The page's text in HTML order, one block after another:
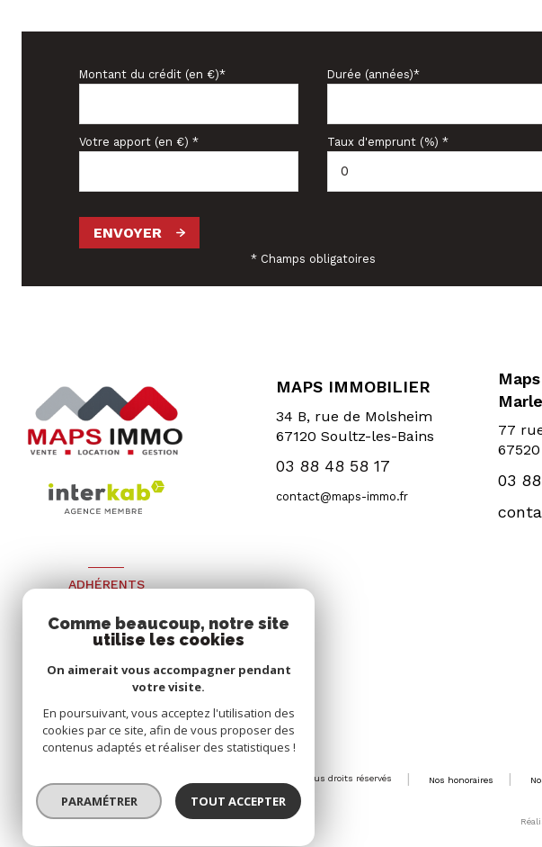
Montant du crédit (en €)* Durée (années)*
Votre apport (en €) * Taux d'emprunt (%) *
ENVOYER
* Champs obligatoires
MAPS IMMOBILIER
34 B, rue de Molsheim
67120Soultz-les-Bains
03 88 48 58 17
contact@maps-immo.fr
77
03
ADHÉRENTS
Nous adhérons
© 2026 | Tous droits réservés Nos honoraires
Comme beaucoup, notre site
utilise les cookies
On aimerait vous accompagner pendant
votre visite.
En poursuivant, vous acceptez l'utilisation des
cookies par ce site, afin de vous proposer des
contenus adaptés et réaliser des statistiques !
PARAMÉTRER TOUT ACCEPTER